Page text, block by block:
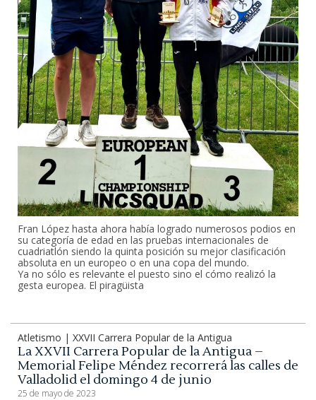
Fran López hasta ahora había logrado numerosos podios en
su categoría de edad en las pruebas internacionales de
cuadriatlón siendo la quinta posición su mejor clasificación
absoluta en un europeo o en una copa del mundo.
Ya no sólo es relevante el puesto sino el cómo realizó la
gesta europea. El piragüista
Atletismo | XXVII Carrera Popular de la Antigua
La XXVII Carrera Popular de la Antigua –
Memorial Felipe Méndez recorrerá las calles de
Valladolid el domingo 4 de junio
25 de mayo de 2023